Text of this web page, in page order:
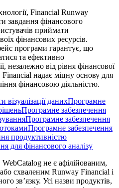
Financial Runway
завдання фінансового
приймати
фінансових ресурсів.
програми гарантує, що
та ефективно
незалежно від рівня фінансової
надає міцну основу для
фінансовою діяльністю.
візуалізації данихПрограмне
Програмне забезпечення
Програмне забезпечення
Програмне забезпечення
продуктивністю
для фінансового аналізу
WebCatalog не є афілійованим,
схваленим Runway Financial і
зв’язку. Усі назви продуктів,